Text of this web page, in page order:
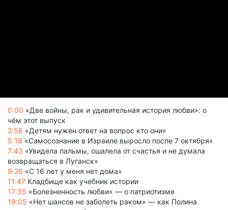
0:00 «Две войны, рак и удивительная история любви»: о
чём этот выпуск
2:58 «Детям нужен ответ на вопрос кто они»
5:18 «Самосознание в Израиле выросло после 7 октября»
7:43 «Увидела пальмы, ошалела от счастья и не думала
возвращаться в Луганск»
9:26 «С 16 лет у меня нет дома»
11:47 Кладбище как учебник истории
17:35 «Болезненность любви» — о патриотизме
19:05 «Нет шансов не заболеть раком» — как Полина